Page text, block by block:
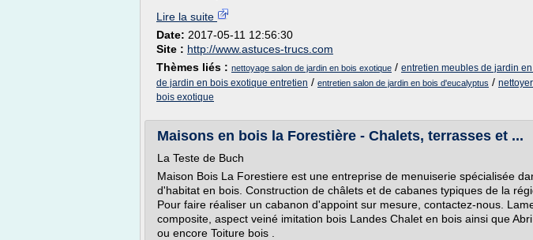
Lire la suite
Date: 2017-05-11 12:56:30
Site : http://www.astuces-trucs.com
Thèmes liés : nettoyage salon de jardin en bois exotique / entretien meubles de jardin
de jardin en bois exotique entretien / entretien salon de jardin en bois d'eucalyptus /
bois exotique
Maisons en bois la Forestière - Chalets, terrasses et ...
La Teste de Buch
Maison Bois La Forestiere est une entreprise de menuiserie spécialisée
d'habitat en bois. Construction de châlets et de cabanes typiques de la
Pour faire réaliser un cabanon d'appoint sur mesure, contactez-nous.
composite, aspect veiné imitation bois Landes Chalet en bois ainsi que
ou encore Toiture bois .